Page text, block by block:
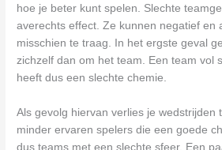
hoe je beter kunt spelen. Slechte
averechts effect. Ze kunnen negatief en
misschien te traag. In het ergste geval
zichzelf dan om het team. Een team vol
heeft dus een slechte chemie.
Als gevolg hiervan verlies je wedstrijden
minder ervaren spelers die een goede
dus teams met een slechte sfeer. Een